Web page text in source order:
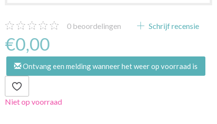
0 beoordelingen Schrijf recensie
€0,00
Ontvang een melding wanneer het weer op voorraad is
Niet op voorraad